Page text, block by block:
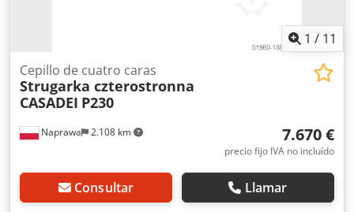
1 / 11
Naprawa 2.108 km
Cepillo de cuatro caras
Strugarka czterostronna
CASADEI P230
7.670 €
precio fijo IVA no incluído
Consultar Llamar